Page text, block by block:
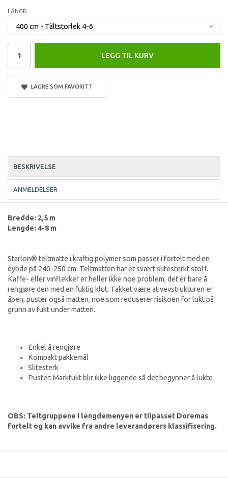
LÄNGD
LEGG TIL KURV
LAGRE SOM FAVORITT
BESKRIVELSE
ANMELDELSER
Bredde: 2,5 m
Lengde: 4-8 m
Starlon® teltmatte i kraftig polymer som passer i fortelt med en
dybde på 240-250 cm. Teltmatten har et svært slitesterkt stoff.
Kaffe- eller vinflekker er heller ikke noe problem, det er bare å
rengjøre den med en fuktig klut. Takket være at vevstrukturen er
åpen, puster også matten, noe som reduserer risikoen for lukt på
grunn av fukt under matten.
Enkel å rengjøre
Kompakt pakkemål
Slitesterk
Puster: Markfukt blir ikke liggende så det begynner å lukte
OBS: Teltgruppene i lengdemenyen er tilpasset Doremas
fortelt og kan avvike fra andre leverandørers klassifisering.